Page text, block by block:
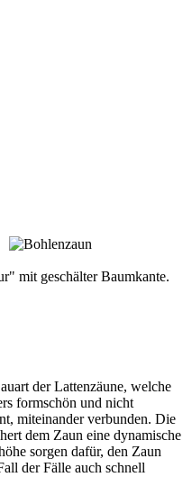
mit geschälter Baumkante.
der Lattenzäune, welche
formschön und nicht
miteinander verbunden. Die
dem Zaun eine dynamische
sorgen dafür, den Zaun
der Fälle auch schnell